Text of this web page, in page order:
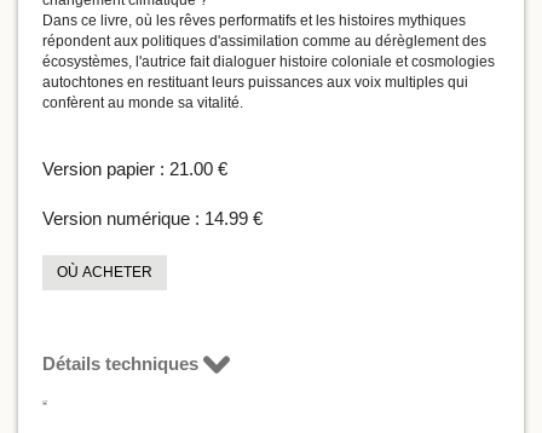
Dans ce livre, où les rêves performatifs et les histoires mythiques
répondent aux politiques d'assimilation comme au dérèglement des
écosystèmes, l'autrice fait dialoguer histoire coloniale et cosmologies
autochtones en restituant leurs puissances aux voix multiples qui
confèrent au monde sa vitalité.
Version papier : 21.00 €
Version numérique : 14.99 €
OÙ ACHETER
Détails techniques